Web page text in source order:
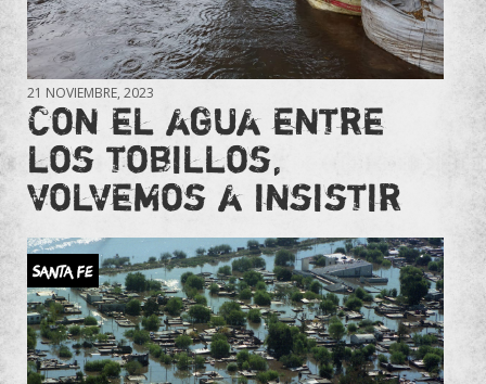
21 NOVIEMBRE, 2023
Con el agua entre
los tobillos,
volvemos a insistir
SANTA FE